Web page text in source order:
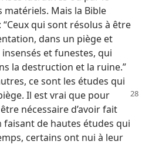
matériels. Mais la Bible
qui sont résolus à être
dans un piège et
et funestes, qui
la destruction et la ruine.”
ce sont les études qui
Il est vrai que pour
nécessaire d’avoir fait
faisant de hautes études qui
certains ont nui à leur